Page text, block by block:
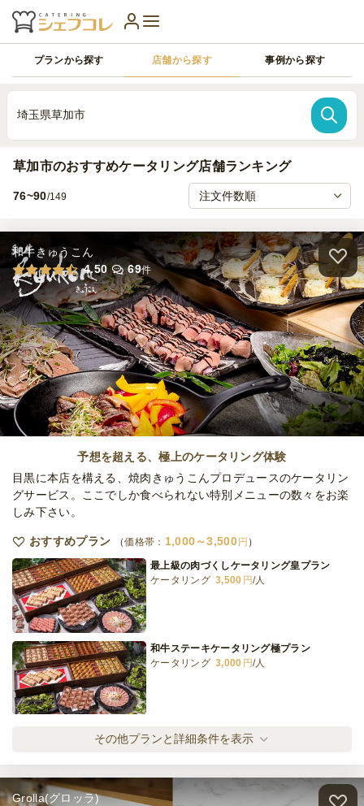
プランから探す 店舗から探す 事例から探す
埼玉県草加市
草加市のおすすめケータリング店舗ランキング
76~90/149
和牛きゅうこん
4.50
69件
予想を超える、極上のケータリング体験
目黒に本店を構える、焼肉きゅうこんプロデュースのケータリン
グサービス。ここでしか食べられない特別メニューの数々をお楽
しみ下さい。
おすすめプラン 価格帯： 1,000～3,500 円
最上級の肉づくしケータリング皇プラン
ケータリング 3,500 円/人
和牛ステーキケータリング極プラン
ケータリング 3,000 円/人
肉絨毯デリバリー梅プラン
オードブル
1,000円/人
その他プランと詳細条件を表示
Grolla(グロッラ)